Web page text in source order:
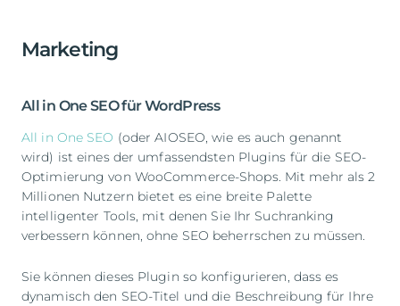
Marketing
All in One SEO für WordPress
All in One SEO (oder AIOSEO, wie es auch genannt
wird) ist eines der umfassendsten Plugins für die SEO-
Optimierung von WooCommerce-Shops. Mit mehr als 2
Millionen Nutzern bietet es eine breite Palette
intelligenter Tools, mit denen Sie Ihr Suchranking
verbessern können, ohne SEO beherrschen zu müssen.
Sie können dieses Plugin so konfigurieren, dass es
dynamisch den SEO-Titel und die Beschreibung für Ihre